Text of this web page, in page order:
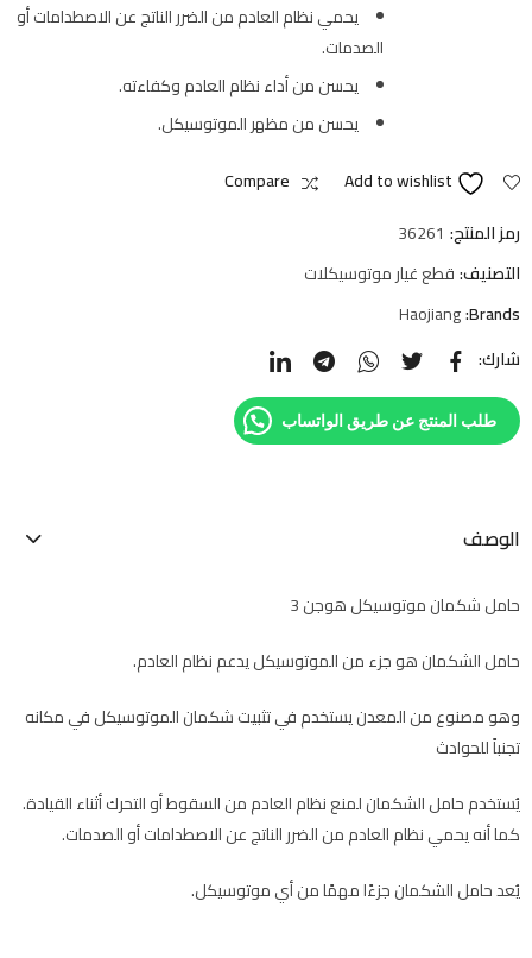
يحمي نظام العادم من الضرر الناتج عن الاصطدامات أو
الصدمات.
يحسن من أداء نظام العادم وكفاءته.
يحسن من مظهر الموتوسيكل.
Add to wishlist
Compare
رمز المنتج: 36261
التصنيف:قطع غيار موتوسيكلات
Brands:
Haojiang
شارك:
طلب المنتج عن طريق الواتساب
الوصف
حامل شكمان موتوسيكل هوجن 3
حامل الشكمان هو جزء من الموتوسيكل يدعم نظام العادم.
وهو مصنوع من المعدن يستخدم في تثبيت شكمان الموتوسيكل في مكانه
تجنباً للحوادث
يُستخدم حامل الشكمان لمنع نظام العادم من السقوط أو التحرك أثناء القيادة.
كما أنه يحمي نظام العادم من الضرر الناتج عن الاصطدامات أو الصدمات.
يُعد حامل الشكمان جزءًا مهمًا من أي موتوسيكل.